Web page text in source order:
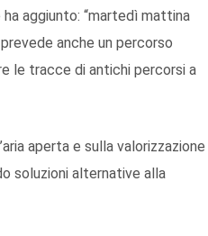
aggiunto: “martedì mattina
anche un percorso
le tracce di antichi percorsi a
aperta e sulla valorizzazione
soluzioni alternative alla